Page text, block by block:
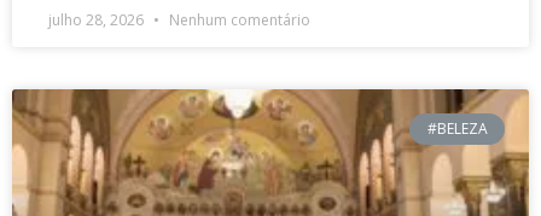
julho 28, 2026 Nenhum comentário
#BELEZA